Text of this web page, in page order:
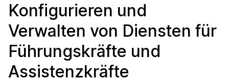
Konfigurieren und
Verwalten von Diensten für
Führungskräfte und
Assistenzkräfte